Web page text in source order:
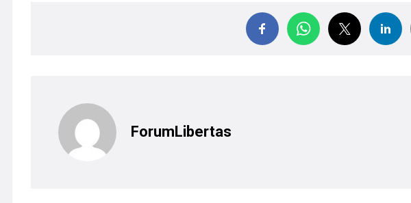
ForumLibertas